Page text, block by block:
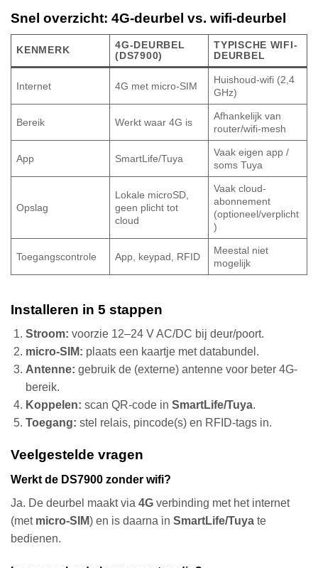
Snel overzicht: 4G-deurbel vs. wifi-deurbel
KENMERK
4G-DEURBEL
(DS7900)
TYPISCHE WIFI-
DEURBEL
Internet 4G met micro-SIM
Huishoud-wifi (2,4
GHz)
Bereik Werkt waar 4G is
Afhankelijk van
router/wifi-mesh
App SmartLife/Tuya
Vaak eigen app /
soms Tuya
Opslag
Lokale microSD,
geen plicht tot
cloud
Vaak cloud-
abonnement
(optioneel/verplicht
)
Toegangscontrole App, keypad, RFID
Meestal niet
mogelijk
Installeren in 5 stappen
Stroom: voorzie 12–24 V AC/DC bij deur/poort.
micro-SIM: plaats een kaartje met databundel.
Antenne: gebruik de (externe) antenne voor beter 4G-
bereik.
Koppelen: scan QR-code in SmartLife/Tuya.
Toegang: stel relais, pincode(s) en RFID-tags in.
Veelgestelde vragen
Werkt de DS7900 zonder wifi?
Ja. De deurbel maakt via 4G verbinding met het internet
(met micro-SIM) en is daarna in SmartLife/Tuya te
bedienen.